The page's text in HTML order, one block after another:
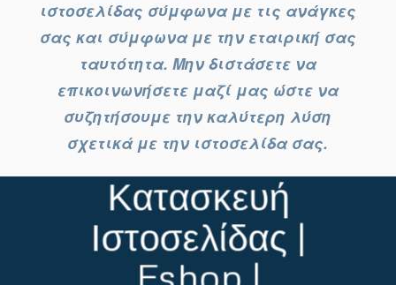
ιστοσελίδας σύμφωνα με τις ανάγκες
σας και σύμφωνα με την εταιρική σας
ταυτότητα. Μην διστάσετε να
επικοινωνήσετε μαζί μας ώστε να
συζητήσουμε την καλύτερη λύση
σχετικά με την ιστοσελίδα σας.
Κατασκευή
Ιστοσελίδας |